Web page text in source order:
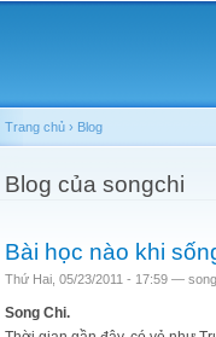
You are here
Trang chủ › Blog
Blog của songchi
Bài học nào khi
Thứ Hai, 05/23/2011 - 17:59 —
Song Chi.